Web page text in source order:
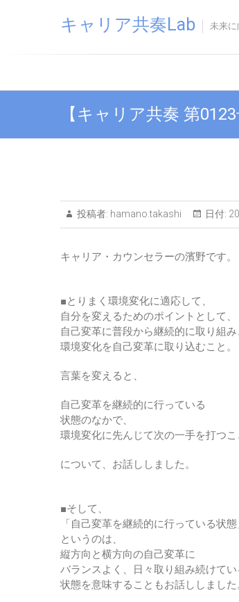
キャリア共奏Lab 未来に
【キャリア共奏 第
投稿者: hamano.takashi 日付:
キャリア・カウンセラーの濱野です。
■とりまく環境変化に適応して、
自分を変えるためのポイントとして、
自己変革に普段から継続的に取り組み
環境変化を自己変革に取り込むこと。
言葉を変えると、
自己変革を継続的に行っている
状態のなかで、
環境変化に先んじて次の一手を打つこ
について、お話ししました。
■そして、
「自己変革を継続的に行っている状態
というのは、
縦方向と横方向の自己変革に
バランスよく、日々取り組み続けてい
状態を意味することもお話ししました